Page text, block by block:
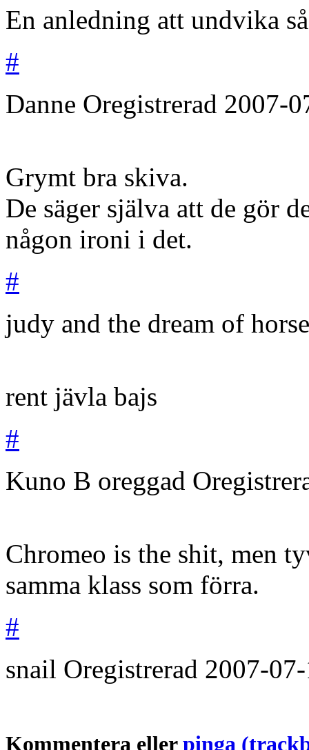
En anledning att undvika
#
Danne Oregistrerad 2007-
Grymt bra skiva.
De säger själva att de gör
någon ironi i det.
#
judy and the dream of
rent jävla bajs
#
Kuno B oreggad
Chromeo is the shit, men
samma klass som förra.
#
snail Oregistrerad 2007-
Kommentera ellerpinga